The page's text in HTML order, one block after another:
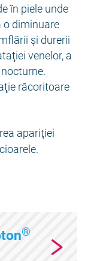
în piele unde
o diminuare
şi durerii
venelor, a
răcoritoare
apariţiei
®